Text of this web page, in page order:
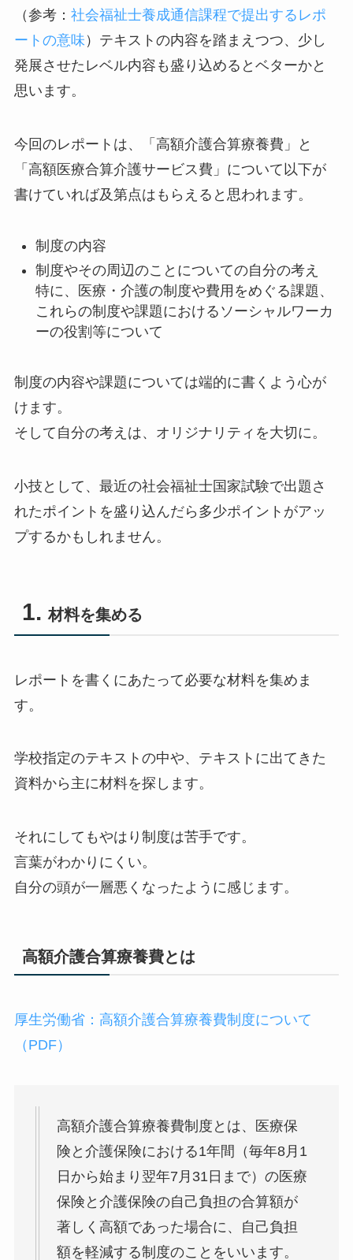
（参考： 社会福祉士養成通信課程で提出するレポ
ートの意味 ）テキストの内容を踏まえつつ、少し
発展させたレベル内容も盛り込めるとベターかと
思います。
今回のレポートは、「高額介護合算療養費」と
「高額医療合算介護サービス費」について以下が
書けていれば及第点はもらえると思われます。
制度の内容
制度やその周辺のことについての自分の考え
特に、医療・介護の制度や費用をめぐる課題、
これらの制度や課題におけるソーシャルワーカ
ーの役割等について
制度の内容や課題については端的に書くよう心が
けます。
そして自分の考えは、オリジナリティを大切に。
小技として、最近の社会福祉士国家試験で出題さ
れたポイントを盛り込んだら多少ポイントがアッ
プするかもしれません。
材料を集める
レポートを書くにあたって必要な材料を集めま
す。
学校指定のテキストの中や、テキストに出てきた
資料から主に材料を探します。
それにしてもやはり制度は苦手です。
言葉がわかりにくい。
自分の頭が一層悪くなったように感じます。
高額介護合算療養費とは
厚生労働省：高額介護合算療養費制度について
（PDF）
高額介護合算療養費制度とは、医療保
険と介護保険における1年間（毎年8月1
日から始まり翌年7月31日まで）の医療
保険と介護保険の自己負担の合算額が
著しく高額であった場合に、自己負担
額を軽減する制度のことをいいます。